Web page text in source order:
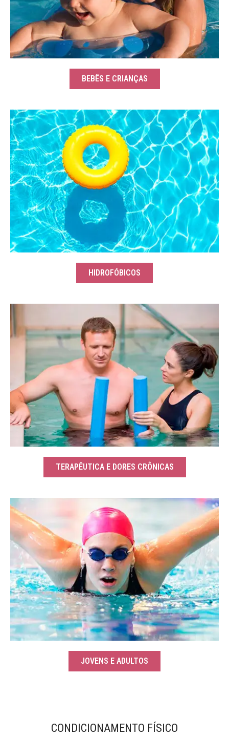
BEBÊS E CRIANÇAS
HIDROFÓBICOS
TERAPÊUTICA E DORES CRÔNICAS
JOVENS E ADULTOS
CONDICIONAMENTO FÍSICO